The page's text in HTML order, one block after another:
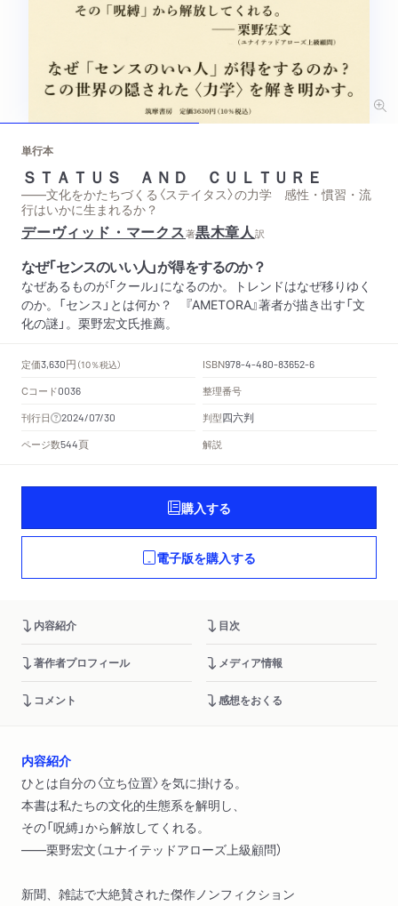
単行本
ＳＴＡＴＵＳ ＡＮＤ ＣＵＬＴＵＲＥ
——文化をかたちづくる〈ステイタス〉の力学 感性・慣習・流
行はいかに生まれるか？
デーヴィッド・マークス著黒木章人訳
なぜ「センスのいい人」が得をするのか？
なぜあるものが「クール」になるのか。トレンドはなぜ移りゆく
のか。「センス」とは何か？ 『AMETORA』著者が描き出す「文
化の謎」。栗野宏文氏推薦。
定価3,630円 （10％税込） ISBN978-4-480-83652-6
Cコード0036
整理番号
刊行日
2024/07/30 判型四六判
ページ数544頁 解説
購入する
電子版を購入する
内容紹介 目次
著作者プロフィール メディア情報
コメント 感想をおくる
内容紹介
ひとは自分の〈立ち位置〉を気に掛ける。
本書は私たちの文化的生態系を解明し、
その「呪縛」から解放してくれる。
――栗野宏文（ユナイテッドアローズ上級顧問）
新聞、雑誌で大絶賛された傑作ノンフィクション